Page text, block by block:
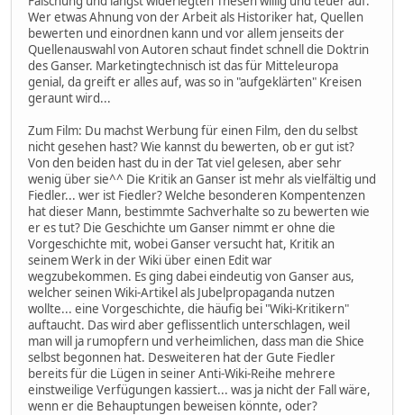
Wer etwas Ahnung von der Arbeit als Historiker hat, Quellen
bewerten und einordnen kann und vor allem jenseits der
Quellenauswahl von Autoren schaut findet schnell die Doktrin
des Ganser. Marketingtechnisch ist das für Mitteleuropa
genial, da greift er alles auf, was so in "aufgeklärten" Kreisen
geraunt wird...
Zum Film: Du machst Werbung für einen Film, den du selbst
nicht gesehen hast? Wie kannst du bewerten, ob er gut ist?
Von den beiden hast du in der Tat viel gelesen, aber sehr
wenig über sie^^ Die Kritik an Ganser ist mehr als vielfältig und
Fiedler... wer ist Fiedler? Welche besonderen Kompentenzen
hat dieser Mann, bestimmte Sachverhalte so zu bewerten wie
er es tut? Die Geschichte um Ganser nimmt er ohne die
Vorgeschichte mit, wobei Ganser versucht hat, Kritik an
seinem Werk in der Wiki über einen Edit war
wegzubekommen. Es ging dabei eindeutig von Ganser aus,
welcher seinen Wiki-Artikel als Jubelpropaganda nutzen
wollte... eine Vorgeschichte, die häufig bei "Wiki-Kritikern"
auftaucht. Das wird aber geflissentlich unterschlagen, weil
man will ja rumopfern und verheimlichen, dass man die Shice
selbst begonnen hat. Desweiteren hat der Gute Fiedler
bereits für die Lügen in seiner Anti-Wiki-Reihe mehrere
einstweilige Verfügungen kassiert... was ja nicht der Fall wäre,
wenn er die Behauptungen beweisen könnte, oder?